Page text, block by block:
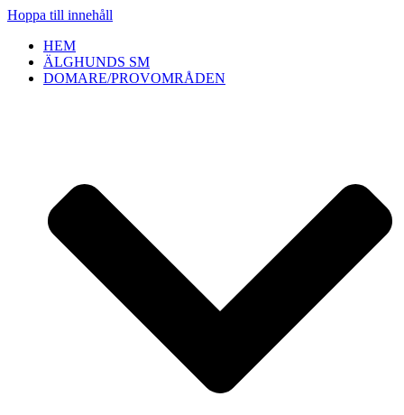
Hoppa till innehåll
HEM
ÄLGHUNDS SM
DOMARE/PROVOMRÅDEN